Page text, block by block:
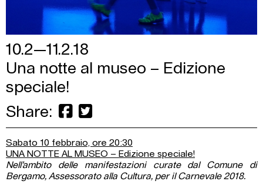
10.2—11.2.18
Una notte al museo – Edizione
speciale!
Share:
Sabato 10 febbraio, ore 20:30
UNA NOTTE AL MUSEO – Edizione speciale!
Nell’ambito delle manifestazioni curate dal Comune di
Bergamo, Assessorato alla Cultura, per il Carnevale 2018.